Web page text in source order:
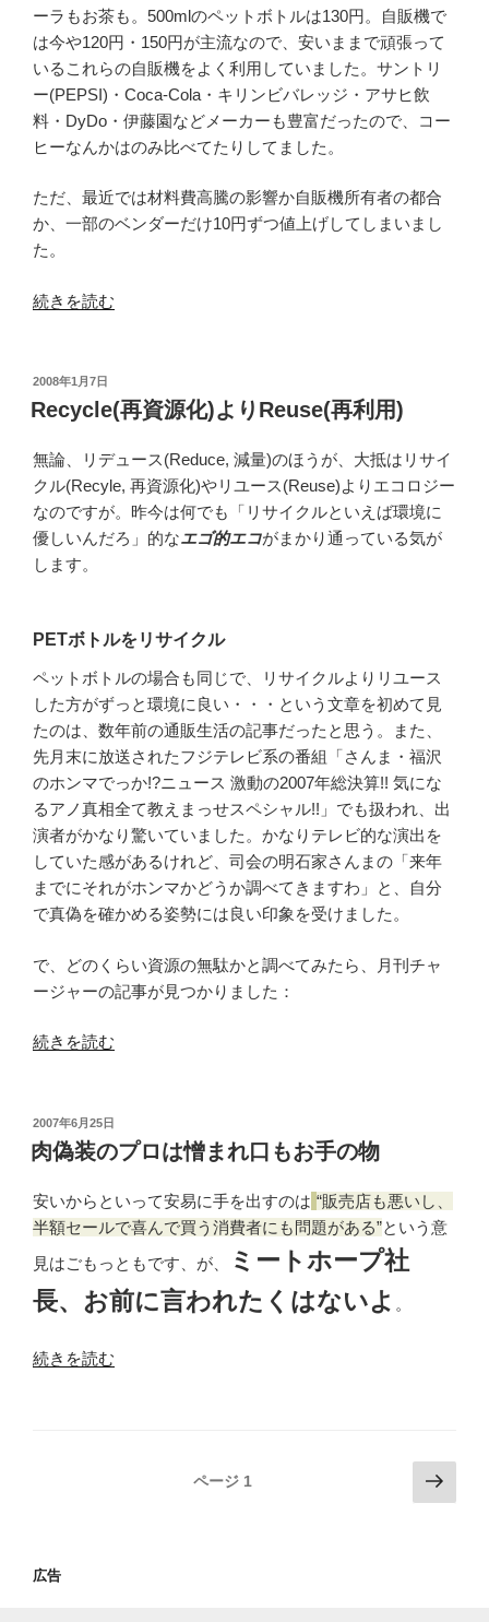
な
い
ん
て、
っ
た
い
い！”
ーラもお茶も。500mlのペットボトルは130円。自販機で
は今や120円・150円が主流なので、安いままで頑張って
いるこれらの自販機をよく利用していました。サントリ
ー(PEPSI)・Coca-Cola・キリンビバレッジ・アサヒ飲
料・DyDo・伊藤園などメーカーも豊富だったので、コー
ヒーなんかはのみ比べてたりしてました。
ただ、最近では材料費高騰の影響か自販機所有者の都合
か、一部のベンダーだけ10円ずつ値上げしてしまいまし
た。
“高
動
尊
道
沿
い
の
自
売
機
は
100
円
一、
だ
っ
た”
の
続きを読む
投
稿
日:
2008年1月7日
Recycle(再資源化)よりReuse(再利用)
無論、リデュース(Reduce, 減量)のほうが、大抵はリサイ
クル(Recyle, 再資源化)やリユース(Reuse)よりエコロジー
なのですが。昨今は何でも「リサイクルといえば環境に
優しいんだろ」的なエゴ的エコがまかり通っている気が
します。
PETボトルをリサイクル
ペットボトルの場合も同じで、リサイクルよりリユース
した方がずっと環境に良い・・・という文章を初めて見
たのは、数年前の通販生活の記事だったと思う。また、
先月末に放送されたフジテレビ系の番組「さんま・福沢
のホンマでっか!?ニュース 激動の2007年総決算!! 気にな
るアノ真相全て教えまっせスペシャル!!」でも扱われ、出
演者がかなり驚いていました。かなりテレビ的な演出を
していた感があるけれど、司会の明石家さんまの「来年
までにそれがホンマかどうか調べてきますわ」と、自分
で真偽を確かめる姿勢には良い印象を受けました。
で、どのくらい資源の無駄かと調べてみたら、月刊チャ
ージャーの記事が見つかりました：
“Recycle(再
化)
よ
Reuse(再
利
の
続きを読む
投
稿
日:
2007年6月25日
肉偽装のプロは憎まれ口もお手の物
安いからといって安易に手を出すのは
販売店も悪いし、
半額セールで喜んで買う消費者にも問題がある という意
見はごもっともです、が、
ミートホープ社
長、お前に言われたくはないよ 。
“肉
ま
続きを読む
ビ
ページ 1
次
の
広告